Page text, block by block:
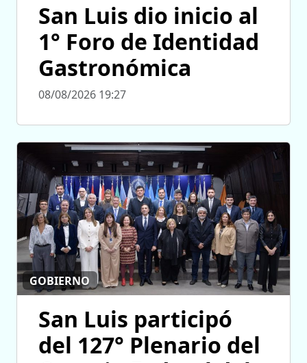
San Luis dio inicio al
1° Foro de Identidad
Gastronómica
08/08/2026 19:27
GOBIERNO
San Luis participó
del 127° Plenario del